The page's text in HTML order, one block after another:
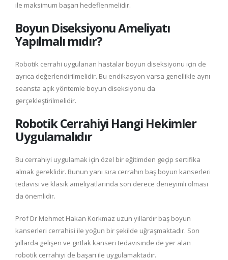
ile maksimum başarı hedeflenmelidir.
Boyun Diseksiyonu Ameliyatı
Yapılmalı mıdır?
Robotik cerrahi uygulanan hastalar boyun diseksiyonu için de
ayrıca değerlendirilmelidir. Bu endikasyon varsa genellikle aynı
seansta açık yöntemle boyun diseksiyonu da
gerçekleştirilmelidir.
Robotik Cerrahiyi Hangi Hekimler
Uygulamalıdır
Bu cerrahiyi uygulamak için özel bir eğitimden geçip sertifika
almak gereklidir. Bunun yanı sıra cerrahın baş boyun kanserleri
tedavisi ve klasik ameliyatlarında son derece deneyimli olması
da önemlidir.
Prof Dr Mehmet Hakan Korkmaz uzun yıllardır baş boyun
kanserleri cerrahisi ile yoğun bir şekilde uğraşmaktadır. Son
yıllarda gelişen ve gırtlak kanseri tedavisinde de yer alan
robotik cerrahiyi de başarı ile uygulamaktadır.